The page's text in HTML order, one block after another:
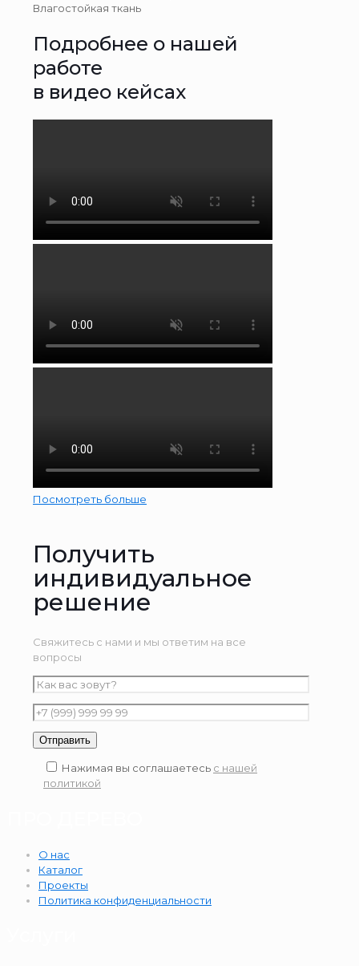
Влагостойкая ткань
Подробнее о нашей
работе
в видео кейсах
Посмотреть больше
Получить
индивидуальное
решение
Свяжитесь с нами и мы ответим на все
вопросы
Нажимая вы соглашаетесь с нашей
политикой
О нас
Каталог
Проекты
Политика конфиденциальности